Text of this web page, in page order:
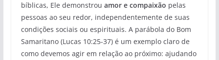
bíblicas, Ele demonstrou amor e compaixão pelas
pessoas ao seu redor, independentemente de suas
condições sociais ou espirituais. A parábola do Bom
Samaritano (Lucas 10:25-37) é um exemplo claro de
como devemos agir em relação ao próximo: ajudando